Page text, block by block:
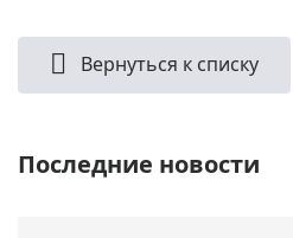
Вернуться к списку
Последние новости